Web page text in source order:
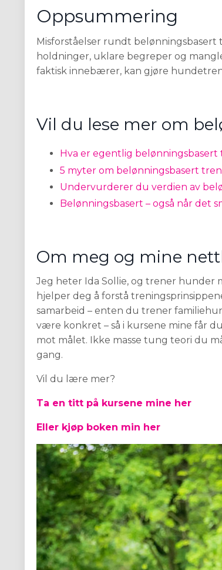
Oppsummering
Misforståelser rundt
holdninger, uklare begreper og
faktisk innebærer, kan gjøre
Vil du lese mer om
Hva er egentlig belønningsbasert
5 myter om belønningsbasert
Undervurderer du verdien av
Belønningsbasert – også når det
Om meg og mine
Jeg heter Ida Sollie, og trener hunder
hjelper deg å forstå
samarbeid – enten du trener
være konkret – så i kursene mine får
mot målet. Ikke masse tung teori du
gang.
Vil du lære mer?
Ta en titt på kursene mine her
Eller kjøp boken min her